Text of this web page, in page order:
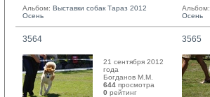
Альбом: Выставки собак Тараз 2012
Осень
Альбом:
Осень
3564
21 сентября 2012
года
Богданов М.М.
644 просмотра
0 рейтинг
3565